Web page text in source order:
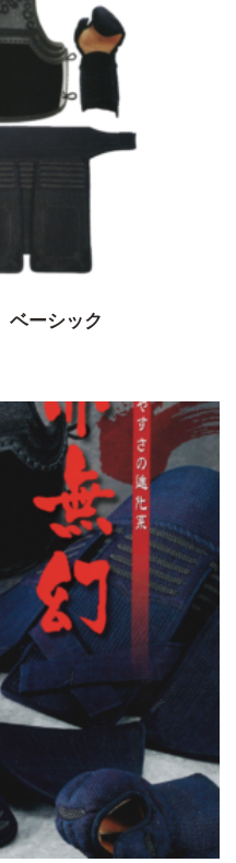
ーシック